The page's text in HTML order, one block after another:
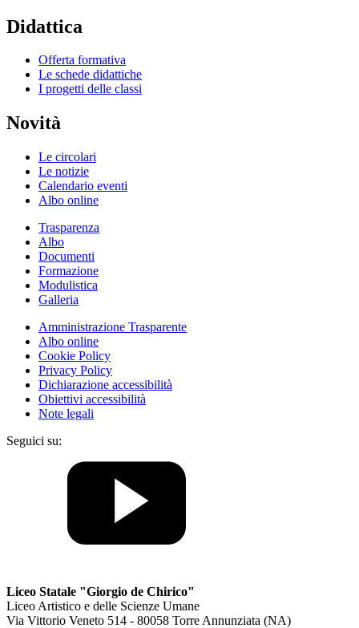
Didattica
Offerta formativa
Le schede didattiche
I progetti delle classi
Novità
Le circolari
Le notizie
Calendario eventi
Albo online
Trasparenza
Albo
Documenti
Formazione
Modulistica
Galleria
Amministrazione Trasparente
Albo online
Cookie Policy
Privacy Policy
Dichiarazione accessibilità
Obiettivi accessibilità
Note legali
Seguici su:
Liceo Statale "Giorgio de Chirico"
Liceo Artistico e delle Scienze Umane
Via Vittorio Veneto 514 - 80058 Torre Annunziata (NA)